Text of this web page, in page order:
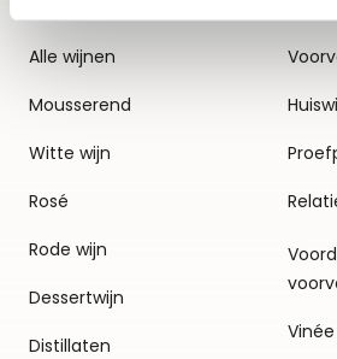
Alle wijnen
Mousserend
Witte wijn
Rosé
Rode wijn
Dessertwijn
Distillaten